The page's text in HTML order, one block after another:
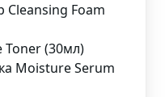
Cleansing Foam
Toner (30мл)
Moisture Serum